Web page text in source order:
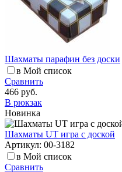
Шахматы парафин без доски
в Мой список
Сравнить
466 руб.
В рюкзак
Новинка
Шахматы UT игра с доской
Артикул: 00-3182
в Мой список
Сравнить